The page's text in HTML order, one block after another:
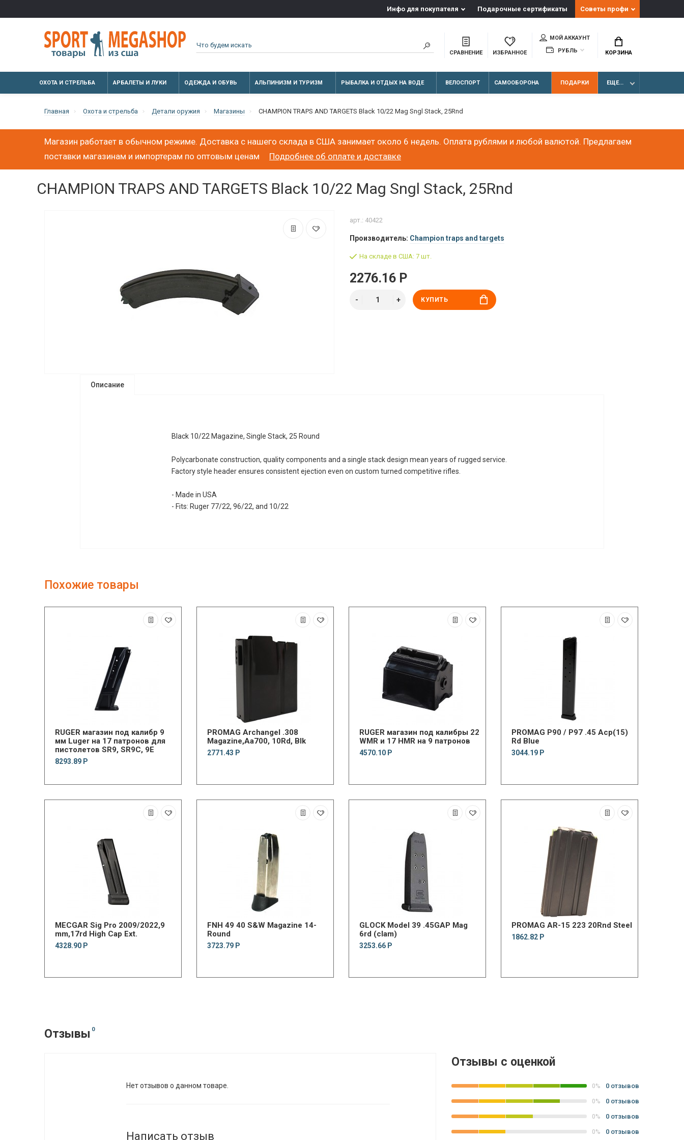
Инфо для покупателя Подарочные сертификаты Советы профи
СРАВНЕНИЕ ИЗБРАННОЕ
МОЙ АККАУНТ
РУБЛЬ
КОРЗИНА
ОХОТА И СТРЕЛЬБА АРБАЛЕТЫ И ЛУКИ ОДЕЖДА И ОБУВЬ АЛЬПИНИЗМ И ТУРИЗМ РЫБАЛКА И ОТДЫХ НА ВОДЕ ВЕЛОСПОРТ САМООБОРОНА ПОДАРКИ ЕЩЕ...
Главная Охота и стрельба Детали оружия Магазины CHAMPION TRAPS AND TARGETS Black 10/22 Mag Sngl Stack, 25Rnd
Магазин работает в обычном режиме. Доставка с нашего склада в США занимает около 6 недель. Оплата рублями и любой валютой. Предлагаем
поставки магазинам и импортерам по оптовым ценам
Подробнее об оплате и доставке
CHAMPION TRAPS AND TARGETS Black 10/22 Mag Sngl Stack, 25Rnd
арт.: 40422
Производитель: Champion traps and targets
На складе в США: 7 шт.
2276.16 Р
КУПИТЬ
Описание
Black 10/22 Magazine, Single Stack, 25 Round
Polycarbonate construction, quality components and a single stack design mean years of rugged service.
Factory style header ensures consistent ejection even on custom turned competitive rifles.
- Made in USA
- Fits: Ruger 77/22, 96/22, and 10/22
Похожие товары
RUGER магазин под калибр 9
мм Luger на 17 патронов для
пистолетов SR9, SR9C, 9E
8293.89 Р
PROMAG Archangel .308
Magazine,Aa700, 10Rd, Blk
2771.43 Р
RUGER магазин под калибры 22
WMR и 17 HMR на 9 патронов
4570.10 Р
PROMAG P90 / P97 .45 Acp(15)
Rd Blue
3044.19 Р
MECGAR Sig Pro 2009/2022,9
mm,17rd High Cap Ext.
4328.90 Р
FNH 49 40 S&W Magazine 14-
Round
3723.79 Р
GLOCK Model 39 .45GAP Mag
6rd (clam)
3253.66 Р
PROMAG AR-15 223 20Rnd Steel
1862.82 Р
Отзывы 0
Нет отзывов о данном товаре.
Написать отзыв
Отзывы с оценкой
0% 0 отзывов
0% 0 отзывов
0% 0 отзывов
0% 0 отзывов